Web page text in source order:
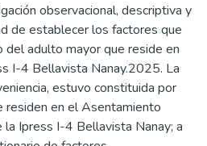
observacional, descriptiva y
de establecer los factores que
del adulto mayor que reside en
I-4 Bellavista Nanay.2025. La
estuvo constituida por
en el Asentamiento
la Ipress I-4 Bellavista Nanay; a